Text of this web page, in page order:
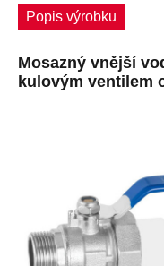
Popis výrobku
Mosazný vnější
kulovým ventilem